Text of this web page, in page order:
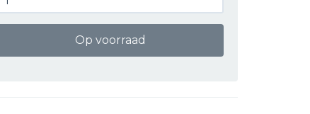
Op voorraad